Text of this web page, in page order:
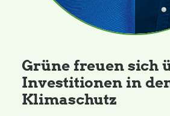
Grüne freuen sich
Investitionen in
Klimaschutz